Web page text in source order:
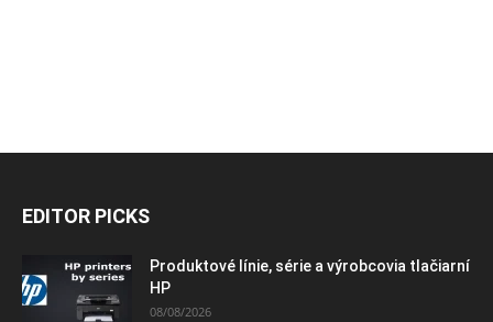
EDITOR PICKS
Produktové línie, série a výrobcovia tlačiarní
HP
08/08/2026